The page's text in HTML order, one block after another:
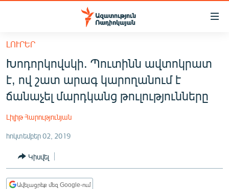
Մատչելիության
հիմնական
բովանդակությանը
Անցնել
հիմնական
մենյուին
ՀԱՅԱՍՏԱՆ
ՔԱՂԱՔԱԿԱՆ
ՏՆՏԵՍՈՒԹՅՈՒՆ
ՂԱՐԱԲԱՂ
ԼՈՒՐԵՐ
Խոդորկովսկի. Պուտինն ավտոկրատ
է, ով շատ արագ կարողանում է
ճանաչել մարդկանց թուլությունները
Լիլիթ Հարությունյան
հոկտեմբեր 02, 2019
Կիսվել
Ավելացրեք մեզ Google-ում